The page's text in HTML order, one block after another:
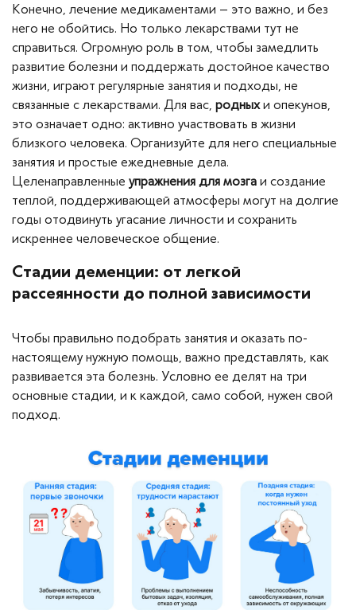
Конечно, лечение медикаментами – это важно, и без
него не обойтись. Но только лекарствами тут не
справиться. Огромную роль в том, чтобы замедлить
развитие болезни и поддержать достойное качество
жизни, играют регулярные занятия и подходы, не
связанные с лекарствами. Для вас, родныхи опекунов,
это означает одно: активно участвовать в жизни
близкого человека. Организуйте для него специальные
занятия и простые ежедневные дела.
Целенаправленные упражнения для мозга и создание
теплой, поддерживающей атмосферы могут на долгие
годы отодвинуть угасание личности и сохранить
искреннее человеческое общение.
Стадии деменции: от легкой
рассеянности до полной зависимости
Чтобы правильно подобрать занятия и оказать по-
настоящему нужную помощь, важно представлять, как
развивается эта болезнь. Условно ее делят на три
основные стадии, и к каждой, само собой, нужен свой
подход.